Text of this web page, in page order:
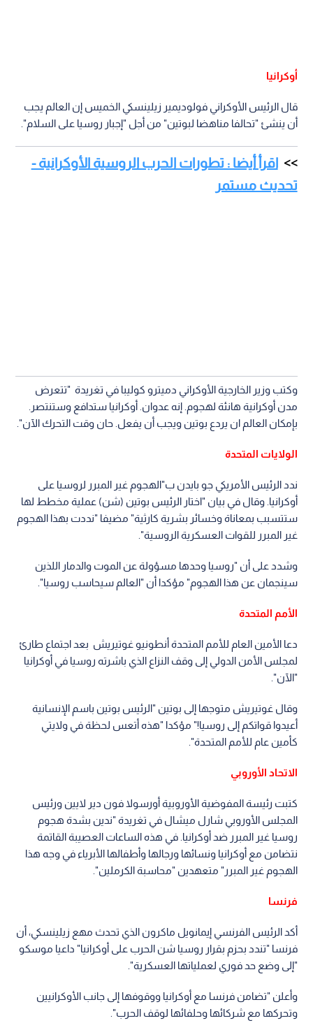
أوكرانيا
قال الرئيس الأوكراني فولوديمير زيلينسكي الخميس إن العالم يجب
أن ينشئ "تحالفا مناهضا لبوتين" من أجل "إجبار روسيا على السلام".
اقرأ أيضا : تطورات الحرب الروسية الأوكرانية -
تحديث مستمر
وكتب وزير الخارجية الأوكراني دميترو كوليبا في تغريدة "تتعرض
مدن أوكرانية هانئة لهجوم. إنه عدوان. أوكرانيا ستدافع وستنتصر.
بإمكان العالم ان يردع بوتين ويجب أن يفعل. حان وقت التحرك الآن".
الولايات المتحدة
ندد الرئيس الأمريكي جو بايدن ب"الهجوم غير المبرر لروسيا على
أوكرانيا. وقال في بيان "اختار الرئيس بوتين (شن) عملية مخطط لها
ستتسبب بمعاناة وخسائر بشرية كارثية" مضيفا "نددت بهذا الهجوم
غير المبرر للقوات العسكرية الروسية".
وشدد على أن "روسيا وحدها مسؤولة عن الموت والدمار اللذين
سينجمان عن هذا الهجوم" مؤكدا أن "العالم سيحاسب روسيا".
الأمم المتحدة
دعا الأمين العام للأمم المتحدة أنطونيو غوتيريش بعد اجتماع طارئ
لمجلس الأمن الدولي إلى وقف النزاع الذي باشرته روسيا في أوكرانيا
"الآن".
وقال غوتيريش متوجها إلى بوتين "الرئيس بوتين باسم الإنسانية
أعيدوا قواتكم إلى روسيا!" مؤكدا "هذه أتعس لحظة في ولايتي
كأمين عام للأمم المتحدة".
الاتحاد الأوروبي
كتبت رئيسة المفوضية الأوروبية أورسولا فون دير لايين ورئيس
المجلس الأوروبي شارل ميشال في تغريدة "ندين بشدة هجوم
روسيا غير المبرر ضد أوكرانيا. في هذه الساعات العصيبة القاتمة
نتضامن مع أوكرانيا ونسائها ورجالها وأطفالها الأبرياء في وجه هذا
الهجوم غير المبرر" متعهدين "محاسبة الكرملين".
فرنسا
أكد الرئيس الفرنسي إيمانويل ماكرون الذي تحدث مهع زيلينسكي، أن
فرنسا "تندد بحزم بقرار روسيا شن الحرب على أوكرانيا" داعيا موسكو
"إلى وضع حد فوري لعملياتها العسكرية".
وأعلن "تضامن فرنسا مع أوكرانيا ووقوفها إلى جانب الأوكرانيين
وتحركها مع شركائها وحلفائها لوقف الحرب".